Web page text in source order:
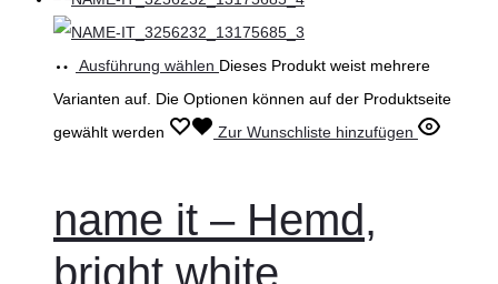
Ausführung wählen Dieses Produkt weist mehrere
Varianten auf. Die Optionen können auf der Produktseite
gewählt werden
Zur Wunschliste hinzufügen
name it – Hemd,
bright white